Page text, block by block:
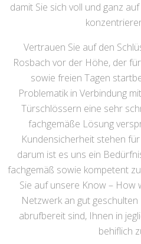
damit Sie sich voll und ganz
Vertrauen Sie auf den
Rosbach vor der Höhe, der
sowie freien Tagen
Problematik in Verbindung
Türschlössern eine sehr
fachgemäße Lösung
Kundensicherheit stehen
darum ist es uns ein
fachgemäß sowie kompetent
Sie auf unsere Know – How
Netzwerk an gut geschulten
abrufbereit sind, Ihnen in
behiflich